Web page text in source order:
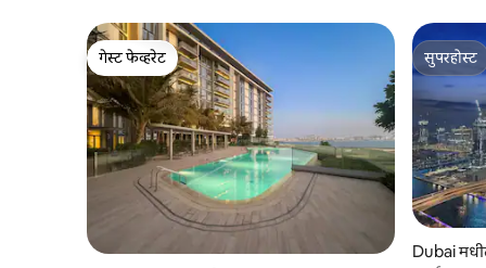
गेस्ट फेव्हरेट
गेस्ट फेव्हरेट
सुपरहोस्ट
सुपरहोस्ट
Dubai